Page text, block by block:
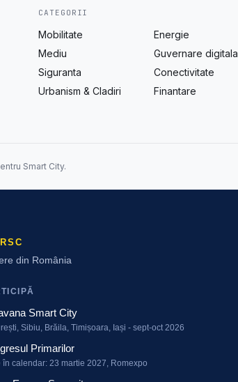
CATEGORII
Mobilitate
Energie
Mediu
Guvernare digitala
Siguranta
Conectivitate
Urbanism & Cladiri
Finantare
Smart City.
din România
Smart City
Sibiu, Brăila, Timișoara, Iași - sept-oct 2026
Primarilor
în calendar: 23 martie 2027, Romexpo